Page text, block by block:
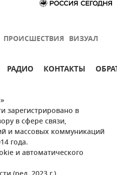
ПРОИСШЕСТВИЯ ВИЗУАЛ
РАДИО КОНТАКТЫ
зарегистрировано в
в сфере связи,
и массовых коммуникаций
года.
и автоматического